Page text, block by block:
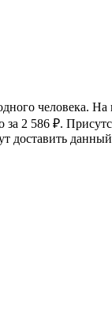
человека.
за 2 586 ₽.
доставить